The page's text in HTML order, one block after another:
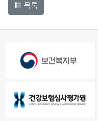
목록